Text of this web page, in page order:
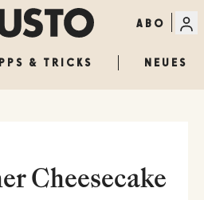
ABO
& TRICKS NEUES
Cheesecake